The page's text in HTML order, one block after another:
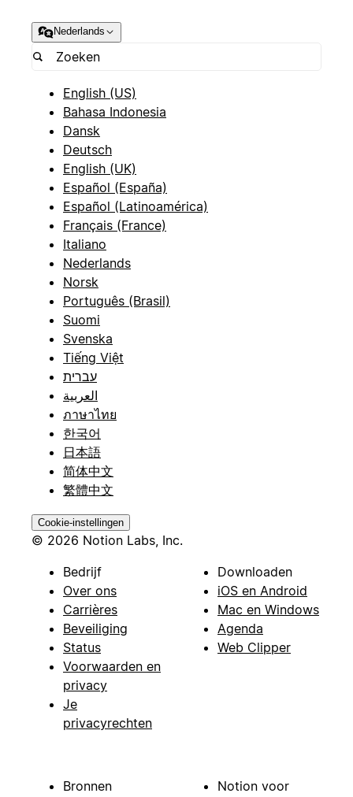
Nederlands
English (US)
Bahasa Indonesia
Dansk
Deutsch
English (UK)
Español (España)
Español (Latinoamérica)
Français (France)
Italiano
Nederlands
Norsk
Português (Brasil)
Suomi
Svenska
Tiếng Việt
עברית
العربية
ภาษาไทย
한국어
日本語
简体中文
繁體中文
Cookie-instellingen
© 2026 Notion Labs, Inc.
Bedrijf
Over ons
Carrières
Beveiliging
Status
Voorwaarden en
privacy
Je
privacyrechten
Downloaden
iOS en Android
Mac en Windows
Agenda
Web Clipper
Bronnen
Notion voor